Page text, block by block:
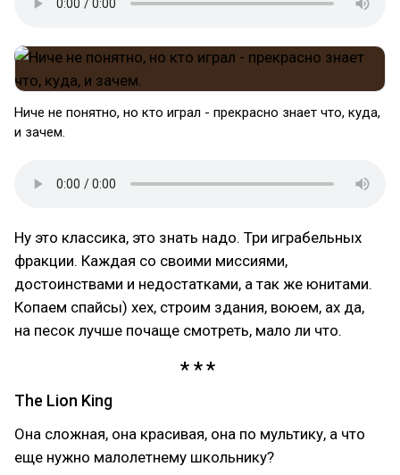
Ниче не понятно, но кто играл - прекрасно знает что, куда,
и зачем.
Ну это классика, это знать надо. Три играбельных
фракции. Каждая со своими миссиями,
достоинствами и недостатками, а так же юнитами.
Копаем спайсы) хех, строим здания, воюем, ах да,
на песок лучше почаще смотреть, мало ли что.
The Lion King
Она сложная, она красивая, она по мультику, а что
еще нужно малолетнему школьнику?